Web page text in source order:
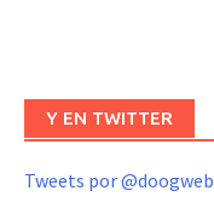
Y EN TWITTER
Tweets por @doogweb